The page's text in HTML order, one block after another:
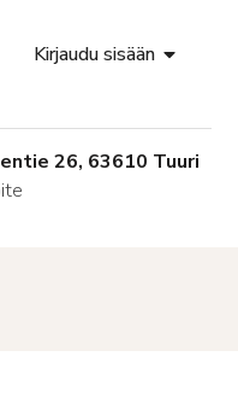
Kirjaudu sisään
26, 63610 Tuuri